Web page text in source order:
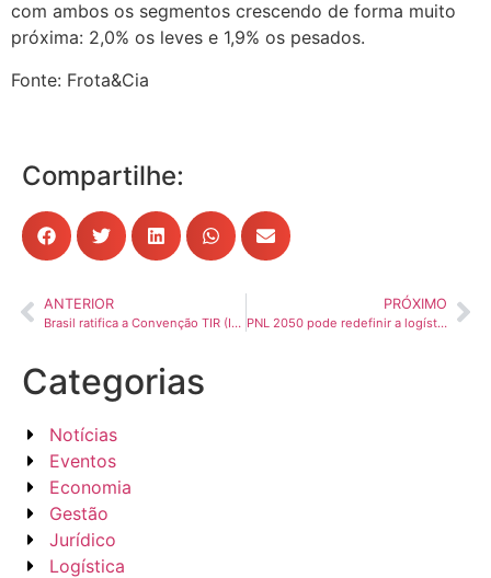
com ambos os segmentos crescendo de forma muito
próxima: 2,0% os leves e 1,9% os pesados.
Fonte: Frota&Cia
Compartilhe:
ANTERIOR
Brasil ratifica a Convenção TIR (IRU) e consolida avanço histórico para o Transporte Rodoviário Internacional de Cargas
PRÓXIMO
PNL 2050 pode redefinir a logística brasileira, mas precisa virar política de Estado, analisam especialistas
Categorias
Notícias
Eventos
Economia
Gestão
Jurídico
Logística